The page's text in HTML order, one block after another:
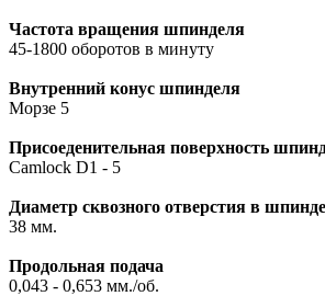
Частота вращения шпинделя
45-1800 оборотов в минуту
Внутренний конус шпинделя
Морзе 5
Присоеденительная поверхность
Camlock D1 - 5
Диаметр сквозного отверстия в
38 мм.
Продольная подача
0,043 - 0,653 мм./об.